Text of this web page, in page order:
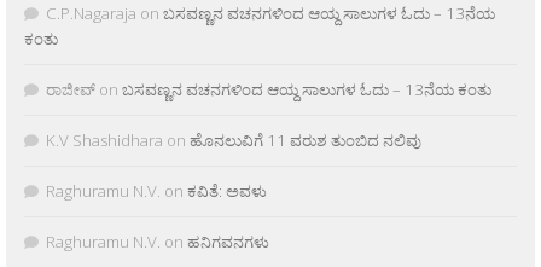
C.P.Nagaraja on ಬಸವಣ್ಣನ ವಚನಗಳಿಂದ ಆಯ್ದ ಸಾಲುಗಳ ಓದು – 13ನೆಯ
ಕಂತು
ರಾಜೀವ್ on ಬಸವಣ್ಣನ ವಚನಗಳಿಂದ ಆಯ್ದ ಸಾಲುಗಳ ಓದು – 13ನೆಯ ಕಂತು
K.V Shashidhara on ಹೊನಲುವಿಗೆ 11 ವರುಶ ತುಂಬಿದ ನಲಿವು
Raghuramu N.V. on ಕವಿತೆ: ಅವಳು
Raghuramu N.V. on ಹನಿಗವನಗಳು